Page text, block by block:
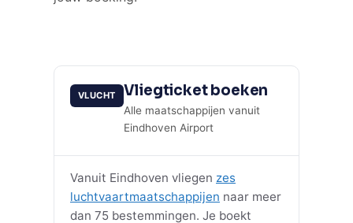
VLUCHT Vliegticket boeken
Alle maatschappijen vanuit
Eindhoven Airport
Vanuit Eindhoven vliegen zes
luchtvaartmaatschappijen naar meer
dan 75 bestemmingen. Je boekt